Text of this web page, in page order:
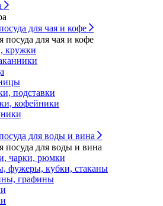
для чая и кофе
посуда для чая и кофе
кружки
подставки
кофейники
для воды и вина
посуда для воды и вина
чарки, рюмки
фужеры, кубки, стаканы
графины